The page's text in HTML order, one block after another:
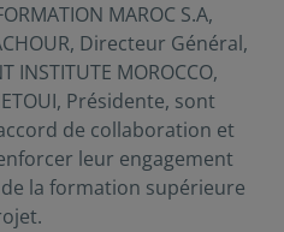
MAROC S.A,
Directeur Général,
INSTITUTE MOROCCO,
Présidente, sont
de collaboration et
leur engagement
la formation supérieure